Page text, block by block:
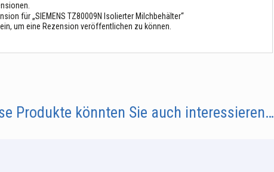
für „SIEMENS TZ80009N Isolierter Milchbehälter“
um eine Rezension veröffentlichen zu können.
Produkte könnten Sie auch interessieren…